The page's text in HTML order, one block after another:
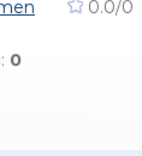
0.0/0
: 0